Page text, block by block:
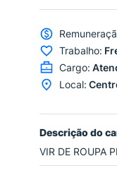
Trabalho:
Cargo:
Local:
Descrição do
VIR DE ROUPA